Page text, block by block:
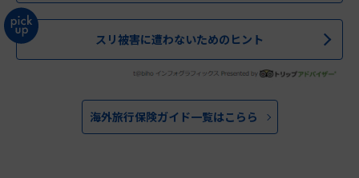
スリ被害に遭わないためのヒント
海外旅行保険ガイド一覧はこらら